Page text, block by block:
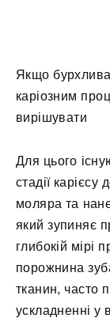
Якщо бурхлива
каріозним
вирішувати
Для цього
стадії
моляра та
який зупиняє
глибокій мірі
порожнина
тканин, часто
ускладненні у